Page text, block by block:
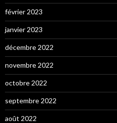
février 2023
janvier 2023
décembre 2022
novembre 2022
octobre 2022
septembre 2022
août 2022